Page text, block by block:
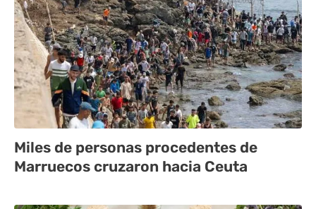
Miles de personas procedentes de
Marruecos cruzaron hacia Ceuta